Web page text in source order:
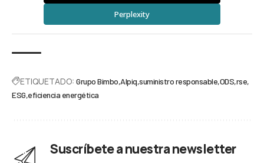
Perplexity
ETIQUETADO: Grupo Bimbo Alpiq suministro responsable ODS rse
ESG eficiencia energética
Suscríbete a nuestra newsletter